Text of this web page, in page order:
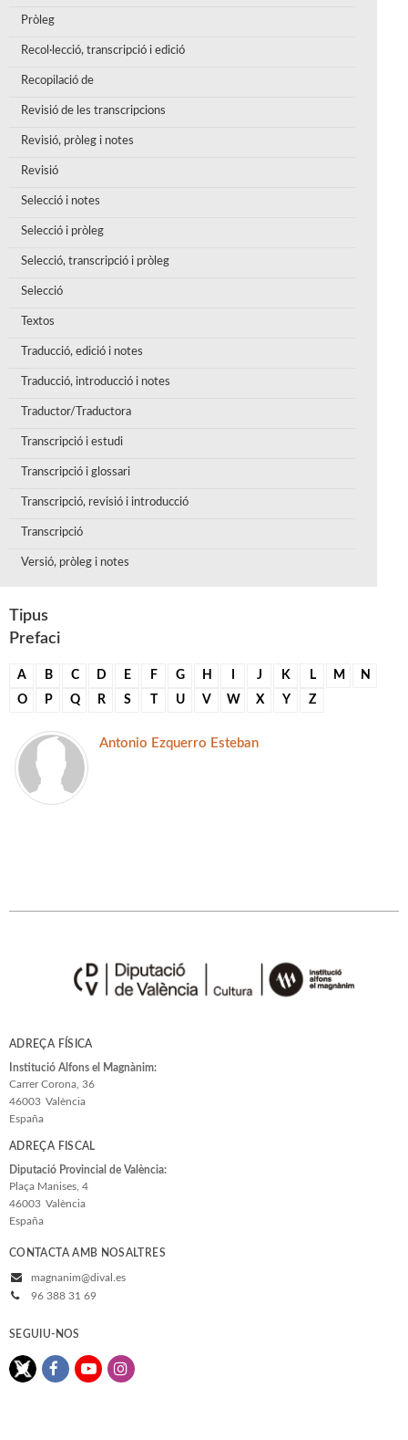
Pròleg
Recol·lecció, transcripció i edició
Recopilació de
Revisió de les transcripcions
Revisió, pròleg i notes
Revisió
Selecció i notes
Selecció i pròleg
Selecció, transcripció i pròleg
Selecció
Textos
Traducció, edició i notes
Traducció, introducció i notes
Traductor/Traductora
Transcripció i estudi
Transcripció i glossari
Transcripció, revisió i introducció
Transcripció
Versió, pròleg i notes
Tipus
Prefaci
A B C D E F G H J K L M
N
O
P Q R S T U V W X Y Z
Antonio Ezquerro Esteban
ADREÇA FÍSICA
Institució Alfons el Magnànim:
Carrer Corona, 36
46003 València
España
ADREÇA FISCAL
Diputació Provincial de València:
Plaça Manises, 4
46003 València
España
CONTACTA AMB NOSALTRES
magnanim@dival.es
96 388 31 69
SEGUIU-NOS